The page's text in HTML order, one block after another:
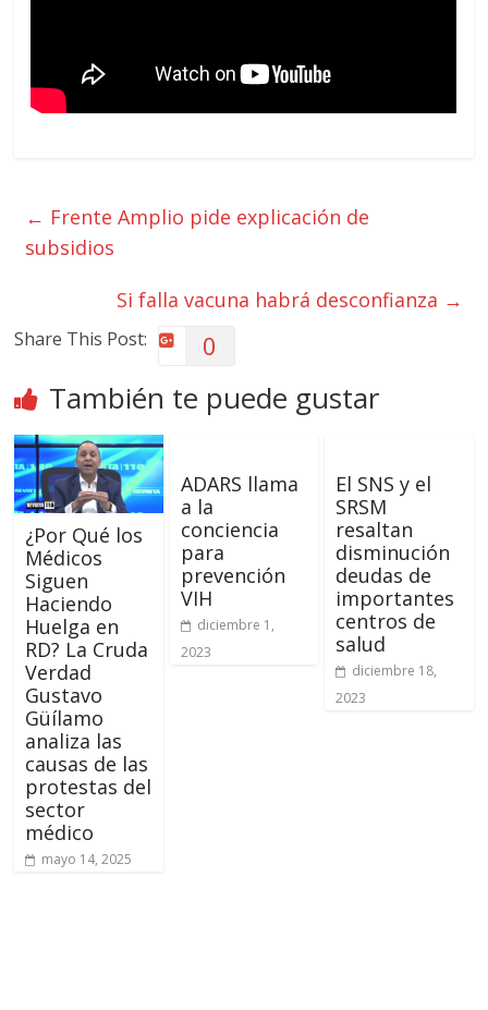
← Frente Amplio pide explicación de
subsidios
Si falla vacuna habrá desconfianza →
Share This Post: 0
También te puede gustar
¿Por Qué los
Médicos
Siguen
Haciendo
Huelga en
RD? La Cruda
Verdad
Gustavo
Güílamo
analiza las
causas de las
protestas del
sector
médico
mayo 14, 2025
ADARS llama
a la
conciencia
para
prevención
VIH
diciembre 1,
2023
El SNS y el
SRSM
resaltan
disminución
deudas de
importantes
centros de
salud
diciembre 18,
2023